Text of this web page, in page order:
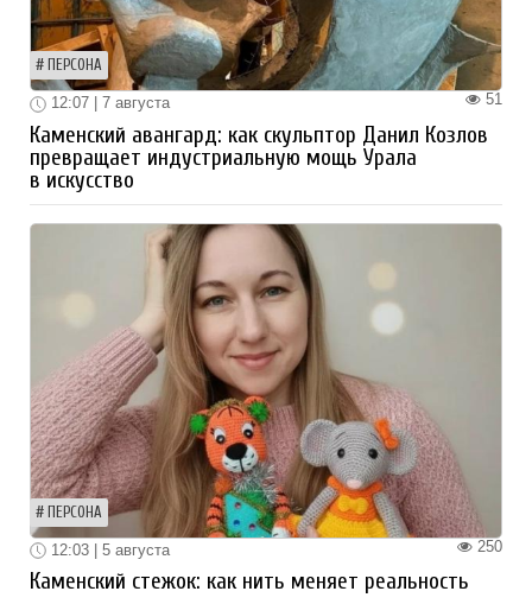
ПЕРСОНА
51
12:07 | 7 августа
Каменский авангард: как скульптор Данил Козлов
превращает индустриальную мощь Урала
в искусство
ПЕРСОНА
250
12:03 | 5 августа
Каменский стежок: как нить меняет реальность